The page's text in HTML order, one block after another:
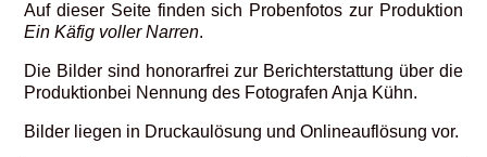
Auf dieser Seite finden sich Probenfotos zur Produktion
Ein Käfig voller Narren.
Die Bilder sind honorarfrei zur Berichterstattung über die
Produktionbei Nennung des Fotografen Anja Kühn.
Bilder liegen in Druckaulösung und Onlineauflösung vor.